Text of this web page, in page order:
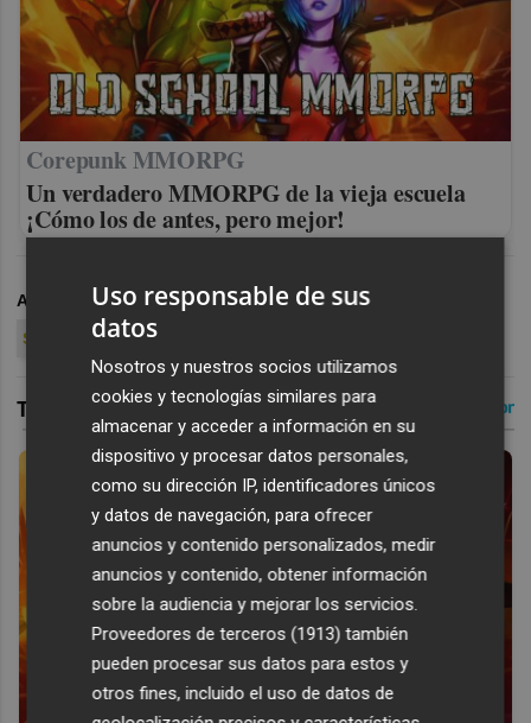
Corepunk MMORPG
Un verdadero MMORPG de la vieja escuela
¡Cómo los de antes, pero mejor!
ARCHIVADO EN CD CASTELLÓN
FÚTBOL
SEGUNDA DIVISION
Uso responsable de sus
datos
Nosotros y nuestros socios utilizamos
cookies y tecnologías similares para
almacenar y acceder a información en su
dispositivo y procesar datos personales,
como su dirección IP, identificadores únicos
y datos de navegación, para ofrecer
anuncios y contenido personalizados, medir
anuncios y contenido, obtener información
sobre la audiencia y mejorar los servicios.
Proveedores de terceros (1913) también
pueden procesar sus datos para estos y
otros fines, incluido el uso de datos de